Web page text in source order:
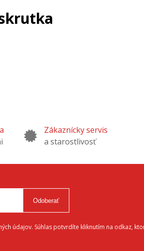
Zákaznícky servis
a starostlivosť
Odoberať
údajov. Súhlas potvrdíte kliknutím na odkaz,